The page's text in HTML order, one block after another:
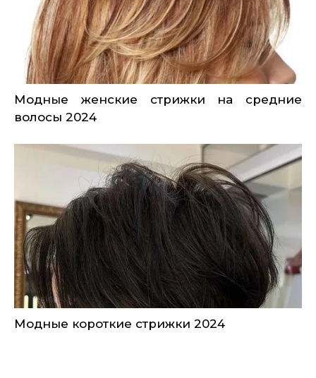
Модные женские стрижки на средние
волосы 2024
Модные короткие стрижки 2024